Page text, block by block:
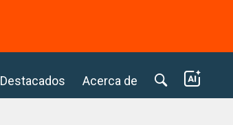
Destacados Acerca de